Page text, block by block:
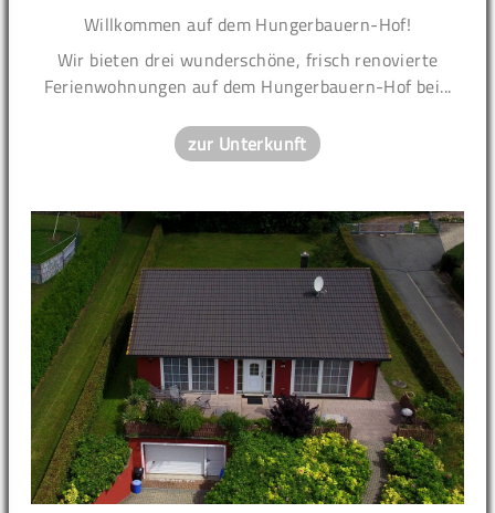
Willkommen auf dem Hungerbauern-Hof!
Wir bieten drei wunderschöne, frisch renovierte
Ferienwohnungen auf dem Hungerbauern-Hof bei...
zur Unterkunft